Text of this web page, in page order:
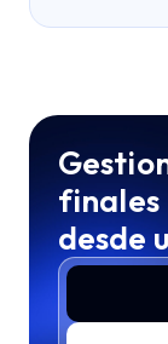
finales
desde